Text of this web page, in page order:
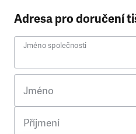
Adresa pro doručení
Jméno společnosti
Jméno
Příjmení